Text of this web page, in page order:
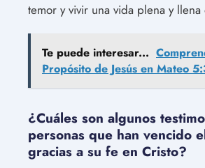
temor y vivir una vida plena y
Te puede interesar...
Propósito de Jesús en Mateo
¿Cuáles son algunos
personas que han vencido
gracias a su fe en Cristo?